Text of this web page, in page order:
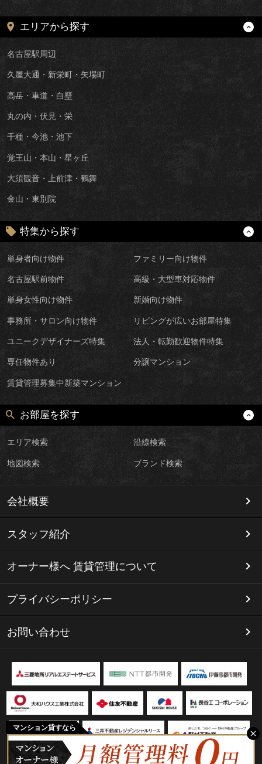
マンション貸すなら
エリアから探す
名古屋駅周辺
久屋大通・新栄町・矢場町
高岳・車道・白壁
丸の内・伏見・栄
千種・今池・池下
覚王山・本山・星ヶ丘
大須観音・上前津・鶴舞
金山・東別院
特集から探す
単身者向け物件 ファミリー向け物件
名古屋駅前物件 高級・大型車対応物件
単身女性向け物件 新婚向け物件
事務所・サロン向け物件 リビングが広いお部屋特集
ユニークデザイナーズ特集 法人・転勤歓迎物件特集
専任物件あり 分譲マンション
賃貸管理募集中新築マンション
お部屋を探す
エリア検索 沿線検索
地図検索 ブランド検索
会社概要
スタッフ紹介
オーナー様へ 賃貸管理について
プライバシーポリシー
お問い合わせ